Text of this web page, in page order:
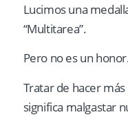
Lucimos una
“Multitarea”.
Pero no es un
Tratar de hacer más
significa malgastar